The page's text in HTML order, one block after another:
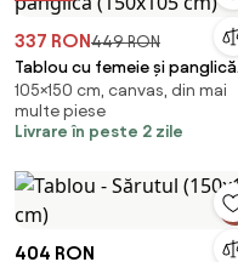
337 RON449 RON
Tablou cu femeie și panglică
(150x105 cm)
105×150 cm, canvas, din mai
multe piese
Livrare în peste 2 zile
404 RON